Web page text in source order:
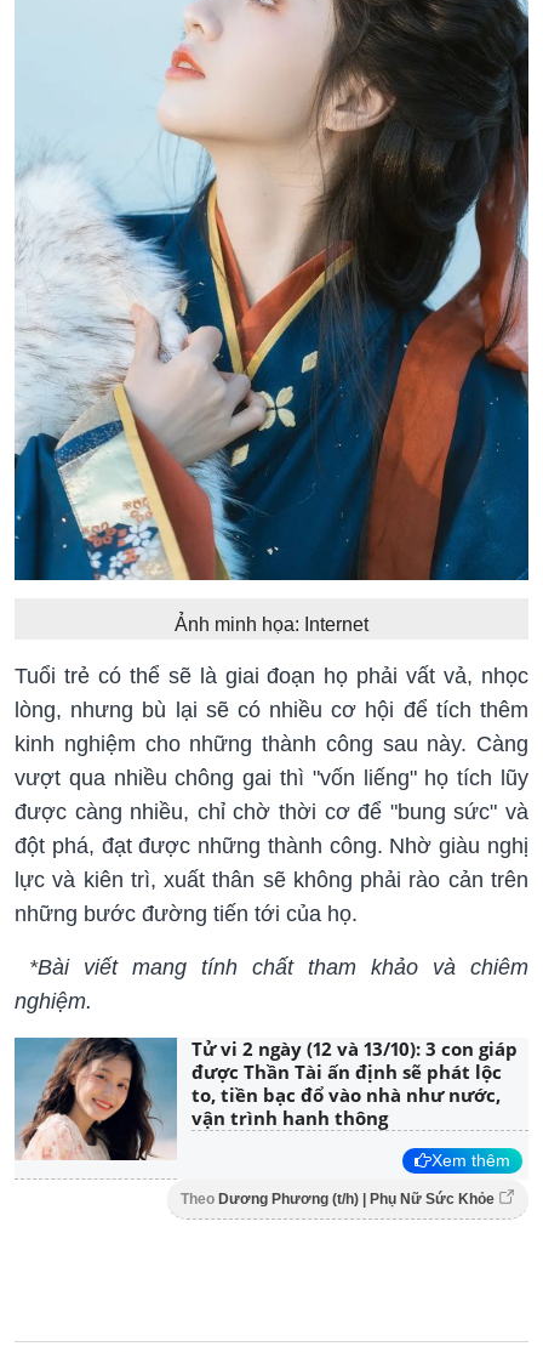
Ảnh minh họa: Internet
Tuổi trẻ có thể sẽ là giai đoạn họ phải vất vả, nhọc
lòng, nhưng bù lại sẽ có nhiều cơ hội để tích thêm
kinh nghiệm cho những thành công sau này. Càng
vượt qua nhiều chông gai thì "vốn liếng" họ tích lũy
được càng nhiều, chỉ chờ thời cơ để "bung sức" và
đột phá, đạt được những thành công. Nhờ giàu nghị
lực và kiên trì, xuất thân sẽ không phải rào cản trên
những bước đường tiến tới của họ.
*Bài viết mang tính chất tham khảo và chiêm
nghiệm.
Tử vi 2 ngày (12 và 13/10): 3 con giáp
được Thần Tài ấn định sẽ phát lộc
to, tiền bạc đổ vào nhà như nước,
vận trình hanh thông
Xem thêm
Theo Dương Phương (t/h) | Phụ Nữ Sức Khỏe